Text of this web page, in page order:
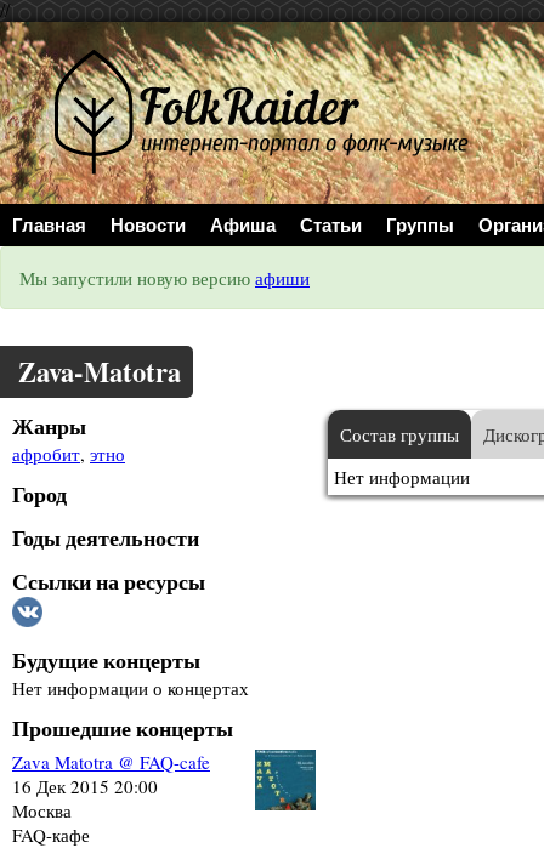
//
Главная Новости Афиша Статьи Группы
Мы запустили новую версию афиши
Zava-Matotra
Жанры
афробит, этно
Город
Годы деятельности
Ссылки на ресурсы
Будущие концерты
Нет информации о концертах
Прошедшие концерты
Zava Matotra @ FAQ-cafe
16 Дек 2015 20:00
Москва
FAQ-кафе
Состав группы
Нет информации